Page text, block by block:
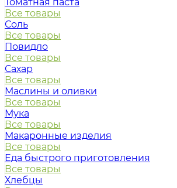
Все товары
Соль
Все товары
Повидло
Все товары
Сахар
Все товары
Маслины и оливки
Все товары
Мука
Все товары
Макаронные изделия
Все товары
Еда быстрого приготовления
Все товары
Хлебцы